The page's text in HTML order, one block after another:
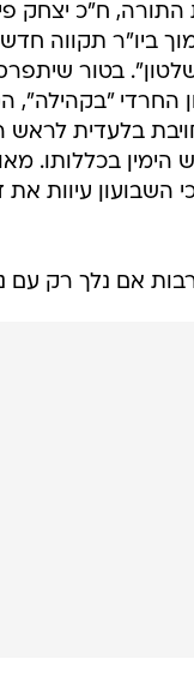
התורה, ח"כ יצחק
ביו"ר תקווה
בטור
החרדי "בקהילה",
בלעדית לראש
הימין בכללותו.
השבועון עיוות את
אם נלך רק עם